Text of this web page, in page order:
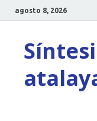
agosto 8, 2026